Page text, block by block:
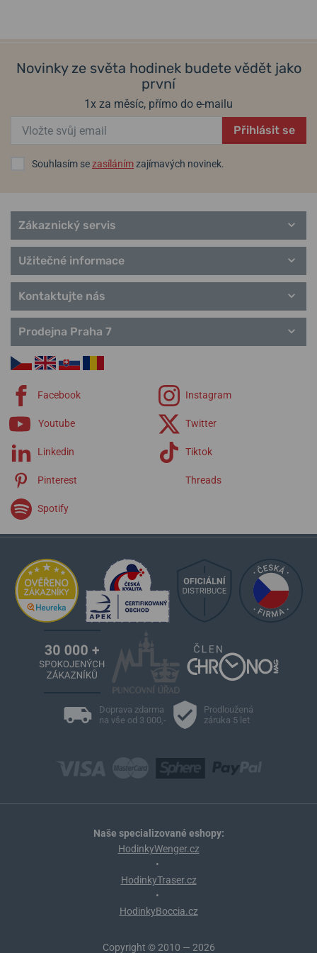
Novinky ze světa hodinek budete vědět jako
první
1x za měsíc, přímo do e-mailu
Přihlásit se
Souhlasím sezasílánímzajímavých novinek.
Zákaznický servis
Užitečné informace
Kontaktujte nás
Prodejna Praha 7
Facebook Instagram
Youtube Twitter
Linkedin Tiktok
Pinterest Threads
Spotify
Doprava zdarma
na vše od 3 000,-
Prodloužená
záruka 5 let
Naše specializované eshopy:
HodinkyWenger.cz
•
HodinkyTraser.cz
•
HodinkyBoccia.cz
Copyright © 2010 — 2026